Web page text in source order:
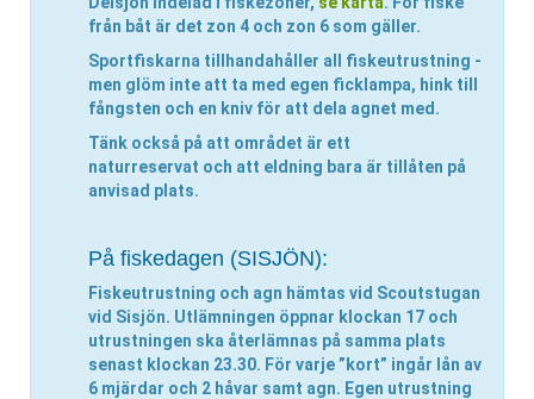
från båt är det zon 4 och zon 6 som gäller.
Sportfiskarna tillhandahåller all fiskeutrustning -
men glöm inte att ta med egen ficklampa, hink till
fångsten och en kniv för att dela agnet med.
Tänk också på att området är ett
naturreservat och att eldning bara är tillåten på
anvisad plats.
På fiskedagen (SISJÖN):
Fiskeutrustning och agn hämtas vid Scoutstugan
vid Sisjön. Utlämningen öppnar klockan 17 och
utrustningen ska återlämnas på samma plats
senast klockan 23.30. För varje ”kort” ingår lån av
6 mjärdar och 2 håvar samt agn. Egen utrustning